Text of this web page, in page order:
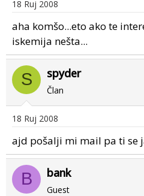
18 Ruj 2008
aha komšo...eto ako te
iskemija nešta...
S spyder
Član
18 Ruj 2008
ajd pošalji mi mail pa ti se
B bank
Guest